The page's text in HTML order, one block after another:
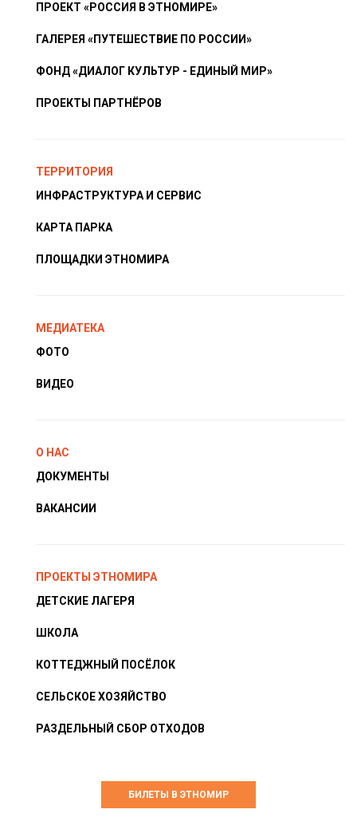
ПРОЕКТ «РОССИЯ В ЭТНОМИРЕ»
ГАЛЕРЕЯ «ПУТЕШЕСТВИЕ ПО РОССИИ»
ФОНД «ДИАЛОГ КУЛЬТУР - ЕДИНЫЙ МИР»
ПРОЕКТЫ ПАРТНЁРОВ
ТЕРРИТОРИЯ
ИНФРАСТРУКТУРА И СЕРВИС
КАРТА ПАРКА
ПЛОЩАДКИ ЭТНОМИРА
МЕДИАТЕКА
ФОТО
ВИДЕО
О НАС
ДОКУМЕНТЫ
ВАКАНСИИ
ПРОЕКТЫ ЭТНОМИРА
ДЕТСКИЕ ЛАГЕРЯ
ШКОЛА
КОТТЕДЖНЫЙ ПОСЁЛОК
СЕЛЬСКОЕ ХОЗЯЙСТВО
РАЗДЕЛЬНЫЙ СБОР ОТХОДОВ
БИЛЕТЫ В ЭТНОМИР